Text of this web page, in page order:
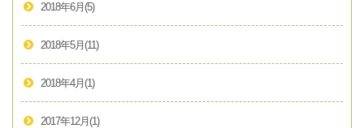
2018年6月 (5)
2018年5月 (11)
2018年4月 (1)
2017年12月 (1)